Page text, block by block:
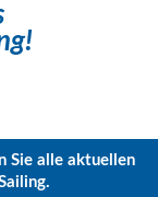
Sie alle aktuellen